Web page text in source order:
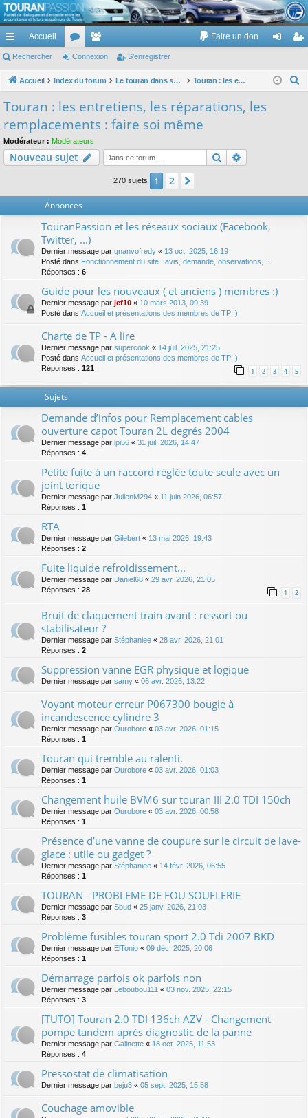
TouranPassion
Le forum des propriétaires ou futurs acquéreurs du Volkswagen Touran
cc
ès
de
Accueil
or
u
e
m
es
Faire un don
ne nr
Rechercher Connexion S’enregistrer
Accueil Index du forum Le touran dans ses versions I (V1 V2 V3) et II ... Touran : les entretiens, les réparations, les remplacements : faire soi même
r
Touran : les entretiens, les réparations, les
remplacements : faire soi même
Modérateur : Modérateurs
Nouveau sujet Rechercher
270 sujets 1 2
Annonces
TouranPassion et les réseaux sociaux (Facebook,
Twitter, ...)
Dernier message par gnanvofredy « 13 oct. 2025, 16:19
Posté dans Fonctionnement du site : avis, demande, observations, ...
Réponses : 6
Guide pour les nouveaux ( et anciens ) membres :)
Dernier message par jef10 « 10 mars 2013, 09:39
Posté dans Accueil et présentations des membres de TP :)
Charte de TP - A lire
Dernier message par supercook « 14 juil. 2025, 21:25
Posté dans Accueil et présentations des membres de TP :)
Réponses : 121 1 2 3 4 5
Sujets
Demande d’infos pour Remplacement cables
ouverture capot Touran 2L degrés 2004
Dernier message par lpi56 « 31 juil. 2026, 14:47
Réponses : 4
Petite fuite à un raccord réglée toute seule avec un
joint torique
Dernier message par JulienM294 « 11 juin 2026, 06:57
Réponses : 1
RTA
Dernier message par Gilebert « 13 mai 2026, 19:43
Réponses : 2
Fuite liquide refroidissement...
Dernier message par Daniel68 « 29 avr. 2026, 21:05
Réponses : 28 1 2
Bruit de claquement train avant : ressort ou
stabilisateur ?
Dernier message par Stéphaniee « 28 avr. 2026, 21:01
Réponses : 2
Suppression vanne EGR physique et logique
Dernier message par samy « 06 avr. 2026, 13:22
Voyant moteur erreur P067300 bougie à
incandescence cylindre 3
Dernier message par Ourobore « 03 avr. 2026, 01:15
Réponses : 1
Touran qui tremble au ralenti.
Dernier message par Ourobore « 03 avr. 2026, 01:03
Réponses : 1
Changement huile BVM6 sur touran III 2.0 TDI 150ch
Dernier message par Ourobore « 03 avr. 2026, 00:58
Réponses : 1
Présence d’une vanne de coupure sur le circuit de lave-
glace : utile ou gadget ?
Dernier message par Stéphaniee « 14 févr. 2026, 06:55
Réponses : 1
TOURAN - PROBLEME DE FOU SOUFLERIE
Dernier message par Sbud « 25 janv. 2026, 21:03
Réponses : 3
Problème fusibles touran sport 2.0 Tdi 2007 BKD
Dernier message par ElTonio « 09 déc. 2025, 20:06
Réponses : 1
Démarrage parfois ok parfois non
Dernier message par Leboubou111 « 03 nov. 2025, 22:15
Réponses : 3
[TUTO] Touran 2.0 TDI 136ch AZV - Changement
pompe tandem après diagnostic de la panne
Dernier message par Galinette « 18 oct. 2025, 11:53
Réponses : 4
Pressostat de climatisation
Dernier message par beju3 « 05 sept. 2025, 15:58
Couchage amovible